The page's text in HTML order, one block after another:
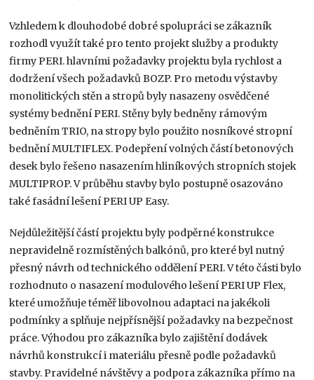
Vzhledem k dlouhodobé dobré spolupráci se zákazník
rozhodl využít také pro tento projekt služby a produkty
firmy PERI. hlavními požadavky projektu byla rychlost a
dodržení všech požadavků BOZP. Pro metodu výstavby
monolitických stěn a stropů byly nasazeny osvědčené
systémy bednění PERI. Stěny byly bedněny rámovým
bedněním TRIO, na stropy bylo použito nosníkové stropní
bednění MULTIFLEX. Podepření volných částí betonových
desek bylo řešeno nasazením hliníkových stropních stojek
MULTIPROP. V průběhu stavby bylo postupně osazováno
také fasádní lešení PERI UP Easy.
Nejdůležitější částí projektu byly podpěrné konstrukce
nepravidelně rozmístěných balkónů, pro které byl nutný
přesný návrh od technického oddělení PERI. V této části bylo
rozhodnuto o nasazení modulového lešení PERI UP Flex,
které umožňuje téměř libovolnou adaptaci na jakékoli
podmínky a splňuje nejpřísnější požadavky na bezpečnost
práce. Výhodou pro zákazníka bylo zajištění dodávek
návrhů konstrukcí i materiálu přesně podle požadavků
stavby. Pravidelné návštěvy a podpora zákazníka přímo na